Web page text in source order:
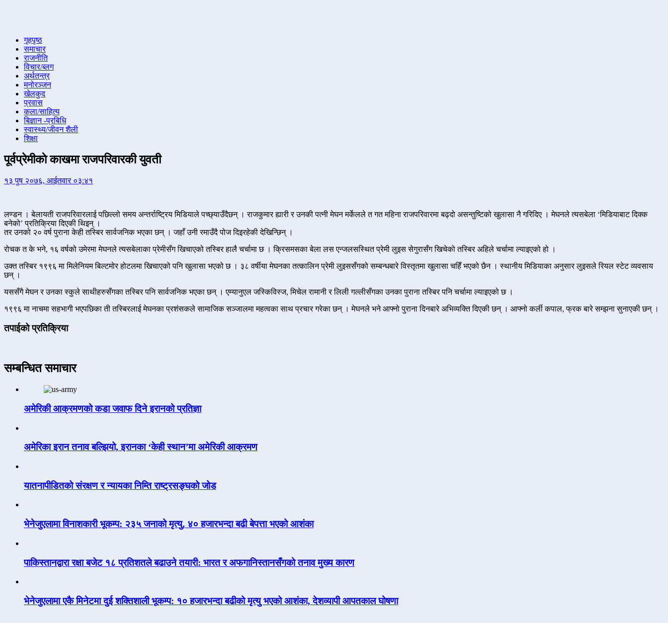
गृहपृष्ठ
समाचार
राजनीति
विचार/ब्लग
अर्थतन्त्र
मनोरञ्जन
खेलकुद
प्रवास
कला/साहित्य
बिज्ञान -प्रबिधि
स्वास्थ्य/जीवन शैली
शिक्षा
पूर्वप्रेमीकाे काखमा राजपरिवारकी युवती
१३ पुष २०७६, आईतवार ०३:४१
लण्डन । बेलायती राजपरिवारलाई पछिल्लो समय अन्तर्राष्ट्रिय मिडियाले पच्छ्याउँदैछन् । राजकुमार ह्यारी र उनकी पत्नी मेघन मर्केलले त गत महिना राजपरिवारमा बढ्दो असन्तुष्टिको खुलासा नै गरिदिए । मेघनले त्यसबेला ‘मिडियाबाट दिक्क
बनेको’ प्रतिक्रिया दिएकी थिइन् ।
तर उनको २० वर्ष पुराना केही तस्बिर सार्वजनिक भएका छन् । जहाँ उनी रमाउँदै पोज दिइरहेकी देखिन्छिन् ।
रोचक त के भने, १६ वर्षको उमेरमा मेघनले त्यसबेलाका प्रेमीसँग खिचाएको तस्बिर हालै चर्चामा छ । क्रिसमसका बेला लस एन्जलसस्थित प्रेमी लुइस सेगुरासँग खिचेको तस्बिर अहिले चर्चामा ल्याइएको हो ।
उक्त तस्बिर १९९६ मा मिलेनियम बिल्टमोर होटलमा खिचाएको पनि खुलासा भएको छ । ३८ वर्षीया मेघनका तत्कालिन प्रेमी लुइससँगको सम्बन्धबारे विस्तृतमा खुलासा चहिँ भएको छैन । स्थानीय मिडियाका अनुसार लुइसले रियल स्टेट व्यवसाय
छन् ।
यससँगै मेघन र उनका स्कुले साथीहरुसँगका तस्बिर पनि सार्वजनिक भएका छन् । एम्यानुएल जस्किविस्ज, मिचेल रामानी र लिली गल्लीसँगका उनका पुराना तस्बिर पनि चर्चामा ल्याइएको छ ।
१९९६ मा नाचमा सहभागी भएपछिका ती तस्बिरलाई मेघनका प्रशंसकले सामाजिक सञ्जालमा महत्वका साथ प्रचार गरेका छन् । मेघनले भने आफ्नो पुराना दिनबारे अभिव्यक्ति दिएकी छन् । आफ्नो कर्ली कपाल, फ्रक बारे सम्झना सुनाएकी छन् ।
तपाईको प्रतिक्रिया
सम्बन्धित समाचार
अमेरिकी आक्रमणको कडा जवाफ दिने इरानको प्रतिज्ञा
अमेरिका इरान तनाव बल्झियो, इरानका ‘केही स्थान’मा अमेरिकी आक्रमण
यातनापीडितको संरक्षण र न्यायका निम्ति राष्ट्रसङ्घको जोड
भेनेजुएलामा विनाशकारी भूकम्प: २३५ जनाको मृत्यु, ४० हजारभन्दा बढी बेपत्ता भएको आशंका
पाकिस्तानद्वारा रक्षा बजेट १८ प्रतिशतले बढाउने तयारी: भारत र अफगानिस्तानसँगको तनाव मुख्य कारण
भेनेजुएलामा एकै मिनेटमा दुई शक्तिशाली भूकम्प: १० हजारभन्दा बढीको मृत्यु भएको आशंका, देशव्यापी आपतकाल घोषणा